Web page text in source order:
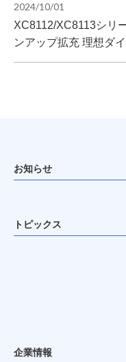
2024/10/01
XC8112/XC8113シリ
ンアップ拡充 理想ダ
お知らせ
トピックス
企業情報